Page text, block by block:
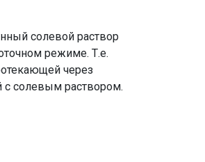
солевой раствор
режиме. Т.е.
через
с солевым раствором.